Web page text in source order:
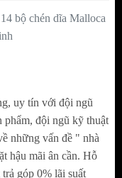
bộ chén dĩa Malloca
uy tín với đội ngũ
phẩm, đội ngũ kỹ thuật
những vấn đề " nhà
hậu mãi ân cần. Hỗ
góp 0% lãi suất